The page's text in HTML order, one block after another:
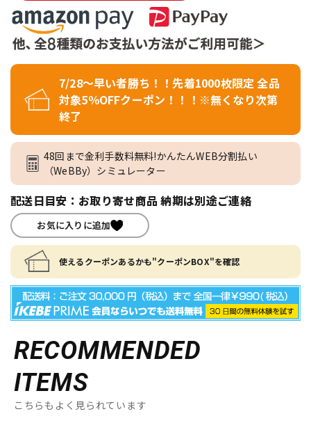
7/28～早い者勝ち！！先着1000枚限定 全品
対象5％OFFクーポン！！！※無くなり次第
終了
48回まで金利手数料無料!かんたんWEB分割払い
（WeBBy）シミュレーター
配送日目安：お取り寄せ商品 納期は別途ご連絡
お気に入りに追加
使えるクーポンあるかも"クーポンBOX"を確認
RECOMMENDED
ITEMS
こちらもよく見られています